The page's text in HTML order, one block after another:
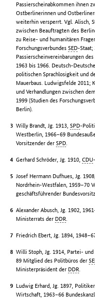
Passierscheinabkommen ihnen
Ostberlinerinnen und
weiterhin versperrt. Vgl. Alisch,
zwischen Beauftragten des
zu Reise- und humanitären
ForschungsverbundesSED-Staat;
Passierscheinvereinbarungen
1963 bis 1966. Deutsch-
politischen Sprachlosigkeit und
Mauerbaus. Ludwigsfelde 2011;
und Verhandlungen zwischen
1999 (Studien des
Berlin).
Willy Brandt, Jg. 1913,SPD-
Westberlin, 1966–69
Vorsitzender derSPD.
Gerhard Schröder, Jg. 1910,CDU
Josef Hermann Dufhues, Jg.
Nordrhein-Westfalen, 1959–70
geschäftsführender
Alexander Abusch, Jg. 1902,
Ministerrats der DDR.
Friedrich Ebert, Jg. 1894,
Willi Stoph, Jg. 1914, Partei-
89 Mitglied des Politbüros der
Ministerpräsident der DDR.
Ludwig Erhard, Jg. 1897,
Wirtschaft, 1963–66